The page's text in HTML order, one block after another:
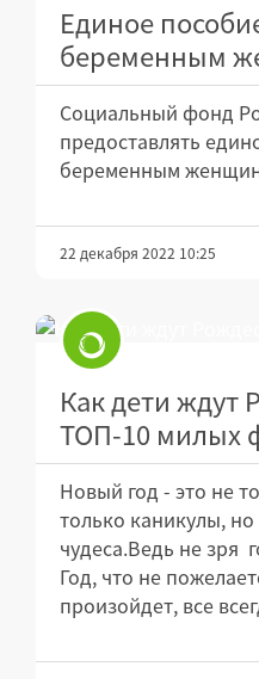
Единое
беременным
Социальный фонд
предоставлять
беременным
22 декабря 2022 10:25
Как дети ждут
ТОП-10 милых
Новый год - это не
только каникулы,
чудеса.Ведь не зря
Год, что не
произойдет, все